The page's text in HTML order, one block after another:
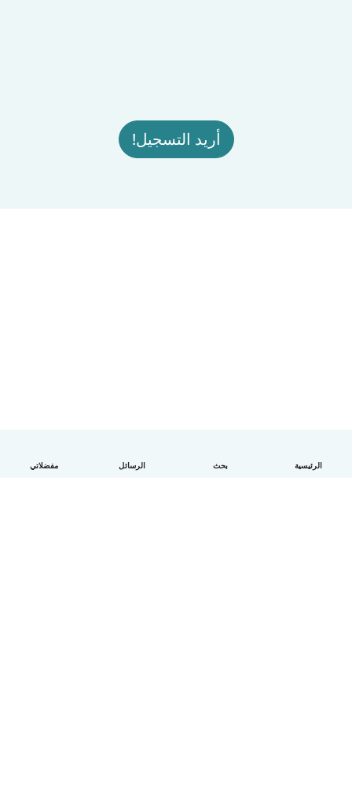
الرئيسية بحث الرسائل مفضلاتي
أريد التسجيل!